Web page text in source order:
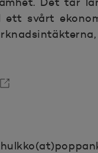
ett svårt